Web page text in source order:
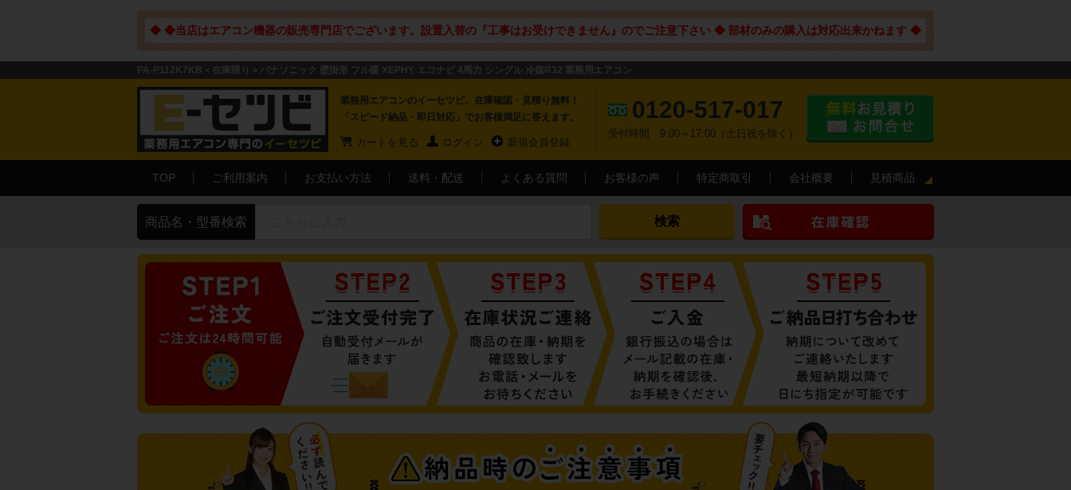
◆ ◆当店はエアコン機器の販売専門店でございます。設置入替の『工事はお受けできません』のでご注意下さい ◆ 部材のみの購入は対応出来かねます ◆
PA-P112K7KB＜在庫限り＞パナソニック 壁掛形 フル暖 XEPHY エコナビ 4馬力 シングル 冷媒R32 業務用エアコン
業務用エアコンのイーセツビ。在庫確認・見積り無料！
「スピード納品・即日対応」でお客様満足に答えます。
カートを見る ログイン 新規会員登録
0120-517-017
受付時間 9:00～17:00（土日祝を除く）
TOP ご利用案内 お支払い方法 送料・配送 よくある質問 お客様の声 特定商取引 会社概要 見積商品
商品名・型番検索